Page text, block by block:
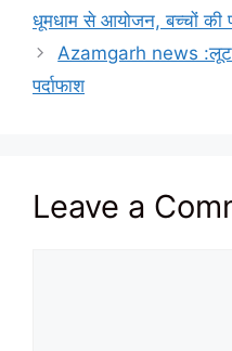
धूमधाम से आयोजन, बच्चों की
Azamgarh news :लूट
पर्दाफाश
Leave a